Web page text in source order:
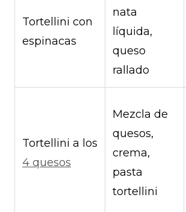
Tortellini con
espinacas
nata
líquida,
queso
rallado
Tortellini a los
4 quesos
Mezcla de
quesos,
crema,
pasta
tortellini